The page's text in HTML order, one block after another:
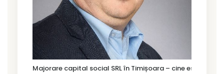
Majorare capital social SRL în Timișoara – cine este